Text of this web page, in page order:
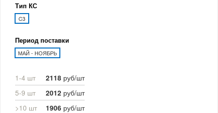
Тип КС
C3
Период поставки
МАЙ - НОЯБРЬ
1-4 шт 2118 руб/шт
5-9 шт
2012 руб/шт
>10 шт
1906 руб/шт